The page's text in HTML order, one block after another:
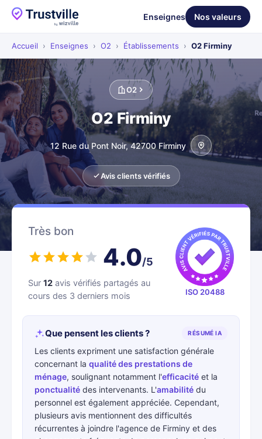
Enseignes Nos valeurs
Accueil › Enseignes › O2 › Établissements › O2 Firminy
O2
O2 Firminy
12 Rue du Pont Noir, 42700 Firminy
Avis clients vérifiés
Très bon
4.0/5
Sur 12 avis vérifiés partagés au
cours des 3 derniers mois
ISO 20488
Que pensent les clients ? RÉSUMÉ IA
Les clients expriment une satisfaction générale
concernant la qualité des prestations de
ménage, soulignant notamment l'efficacité et la
ponctualité des intervenants. L'amabilité du
personnel est également appréciée. Cependant,
plusieurs avis mentionnent des difficultés
récurrentes à joindre l'agence de Firminy et des